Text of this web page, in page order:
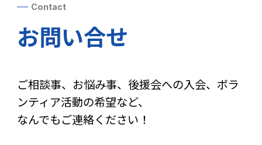
Contact
お問い合せ
ご相談事、お悩み事、後援会への入会、ボラ
ンティア活動の希望など、
なんでもご連絡ください！